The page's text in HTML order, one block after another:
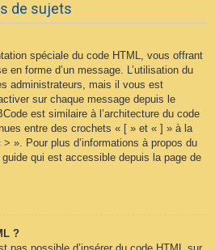
de sujets
spéciale du code HTML, vous offrant
en forme d’un message. L’utilisation du
administrateurs, mais il vous est
sur chaque message depuis le
est similaire à l’architecture du code
entre des crochets « [ » et « ] » à la
». Pour plus d’informations à propos du
qui est accessible depuis la page de
?